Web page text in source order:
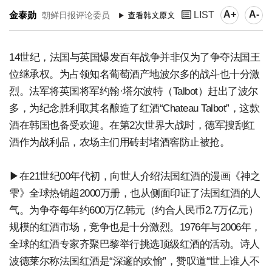
金泰勋 朝鲜日报评论委员 LIST A+ A-
14世纪，法国与英国爆发百年战争并非仅为了争夺法国王
位继承权。为占领知名葡萄酒产地波尔多的战斗也十分激
烈。法军将英国将军约翰·塔尔波特（Talbot）赶出了波尔
多，为纪念胜利取其名酿造了红酒“Chateau Talbot”，这款
酒在韩国也备受欢迎。在第2次世界大战时，德军搜刮红
酒作为战利品，农场主们用砖封堵酒窖防止被抢。
▶在21世纪00年代初，向世人介绍法国红酒的漫画《神之
雫》全球热销超2000万册，也从侧面印证了法国红酒的人
气。为争夺每年约600万亿韩元（约合人民币2.7万亿元）
规模的红酒市场，竞争也是十分激烈。1976年与2006年，
全球的红酒专家齐聚巴黎举行挑选顶级红酒的活动。诗人
波德莱尔称法国红酒是“深邃的欢愉”，赞叹道“世上谁人不